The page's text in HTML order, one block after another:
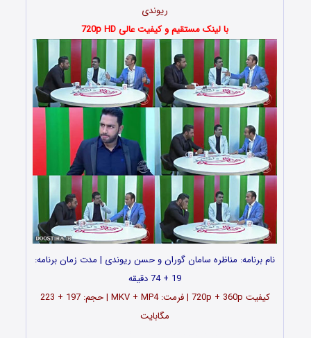
ریوندی
با لینک مستقیم و کیفیت عالی 720p HD
نام برنامه: مناظره سامان گوران و حسن ریوندی | مدت زمان برنامه:
19 + 74 دقیقه
کیفیت 720p + 360p | فرمت: MKV + MP4 | حجم: 197 + 223
مگابایت